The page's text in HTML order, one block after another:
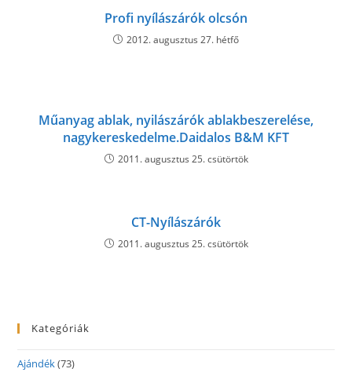
Profi nyílászárók olcsón
2012. augusztus 27. hétfő
Műanyag ablak, nyilászárók ablakbeszerelése,
nagykereskedelme.Daidalos B&M KFT
2011. augusztus 25. csütörtök
CT-Nyílászárók
2011. augusztus 25. csütörtök
Kategóriák
Ajándék(73)